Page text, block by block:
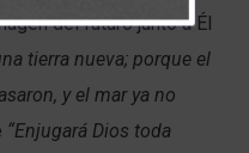
del futuro junto a Él
tierra nueva; porque el
y el mar ya no
“Enjugará Dios toda